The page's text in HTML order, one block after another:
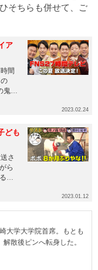
そちらも併せて、ご
ア
間
レ
2023.02.24
ども
さ
ら
だ
2023.01.12
大学大学院首席。もとも
散後ピンへ転身した。